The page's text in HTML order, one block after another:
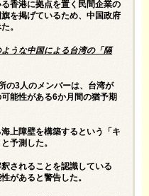
香港に拠点を置く民間企業の
を掲げているため、中国政府
。
うな中国による台湾の「隔
の3人のメンバーは、台湾が
能性がある6か月間の猶予期
上障壁を構築するという「キ
予測した。
されることを認識している
があると警告した。